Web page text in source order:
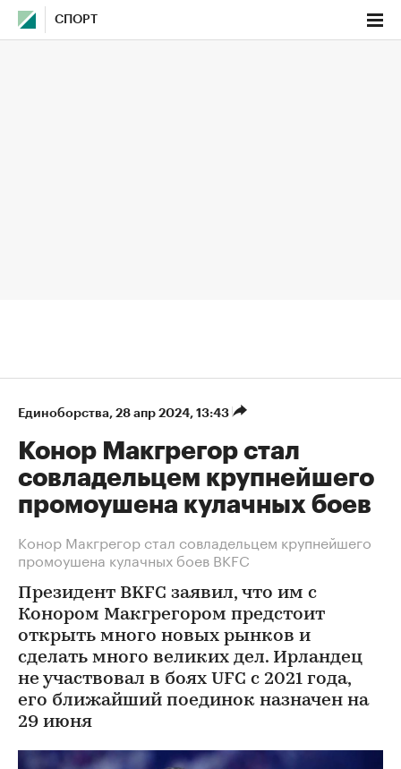
СПОРТ
Единоборства⁠, 28 апр 2024, 13:43
Конор Макгрегор стал
совладельцем крупнейшего
промоушена кулачных боев
Конор Макгрегор стал совладельцем крупнейшего
промоушена кулачных боев BKFC
Президент BKFC заявил, что им с
Конором Макгрегором предстоит
открыть много новых рынков и
сделать много великих дел. Ирландец
не участвовал в боях UFC с 2021 года,
его ближайший поединок назначен на
29 июня